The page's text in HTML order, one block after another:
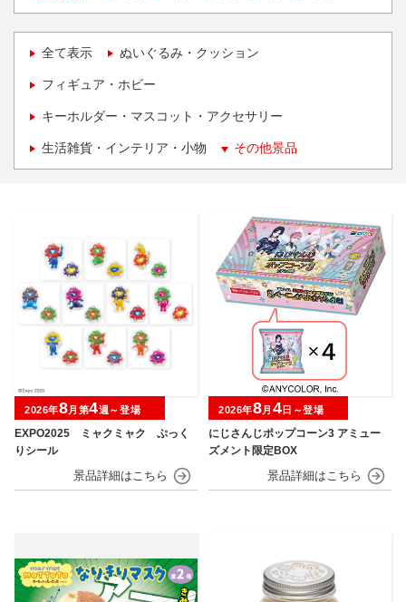
全て表示 ぬいぐるみ・クッション
フィギュア・ホビー
キーホルダー・マスコット・アクセサリー
生活雑貨・インテリア・小物 その他景品
EXPO2025 ミャクミャク ぷっく
りシール
2026年8月第4週～登場
にじさんじポップコーン3 アミュー
ズメント限定BOX
2026年8月 4日～登場